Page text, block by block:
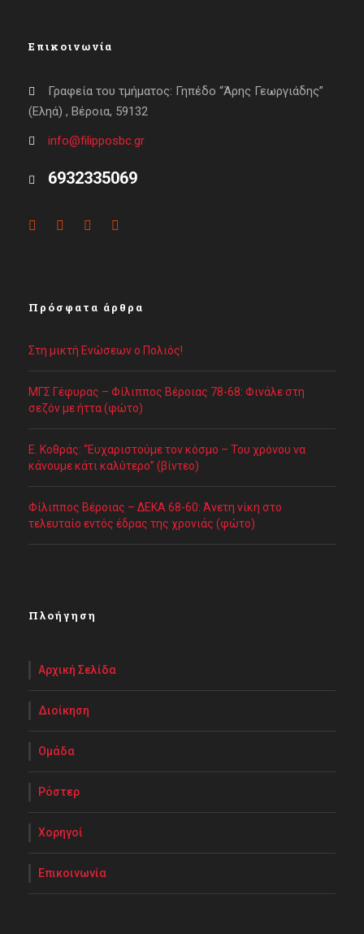
Επικοινωνία
Γραφεία του τμήματος: Γηπέδο “Άρης Γεωργιάδης”
(Εληά) , Βέροια, 59132
info@filipposbc.gr
6932335069
Πρόσφατα άρθρα
Στη μικτή Ενώσεων ο Πολιός!
ΜΓΣ Γέφυρας – Φίλιππος Βέροιας 78-68: Φινάλε στη
σεζόν με ήττα (φώτο)
Ε. Κοθράς: “Ευχαριστούμε τον κόσμο – Του χρόνου να
κάνουμε κάτι καλύτερο” (βίντεο)
Φίλιππος Βέροιας – ΔΕΚΑ 68-60: Άνετη νίκη στο
τελευταίο εντός έδρας της χρονιάς (φώτο)
Πλοήγηση
Αρχική Σελίδα
Διοίκηση
Ομάδα
Ρόστερ
Χορηγοί
Επικοινωνία